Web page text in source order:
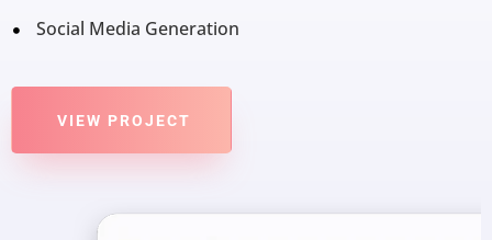
Social Media Generation
VIEW PROJECT